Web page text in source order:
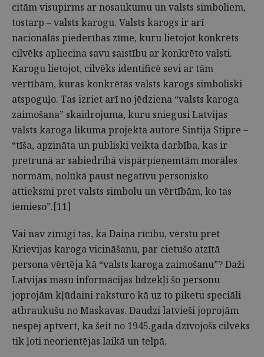
citām visupirms ar nosaukumu un valsts simboliem,
tostarp – valsts karogu. Valsts karogs ir arī
nacionālās piederības zīme, kuru lietojot konkrēts
cilvēks apliecina savu saistību ar konkrēto valsti.
Karogu lietojot, cilvēks identificē sevi ar tām
vērtībām, kuras konkrētās valsts karogs simboliski
atspoguļo. Tas izriet arī no jēdziena “valsts karoga
zaimošana” skaidrojuma, kuru sniegusi Latvijas
valsts karoga likuma projekta autore Sintija Stipre –
“tīša, apzināta un publiski veikta darbība, kas ir
pretrunā ar sabiedrībā vispārpieņemtām morāles
normām, nolūkā paust negatīvu personisko
attieksmi pret valsts simbolu un vērtībām, ko tas
iemieso”.[11]
Vai nav zīmīgi tas, ka Daiņa rīcību, vērstu pret
Krievijas karoga vicināšanu, par cietušo atzītā
persona vērtēja kā “valsts karoga zaimošanu”? Daži
Latvijas masu informācijas līdzekļi šo personu
joprojām kļūdaini raksturo kā uz to piketu speciāli
atbraukušu no Maskavas. Daudzi latvieši joprojām
nespēj aptvert, ka šeit no 1945.gada dzīvojošs cilvēks
tik ļoti neorientējas laikā un telpā.